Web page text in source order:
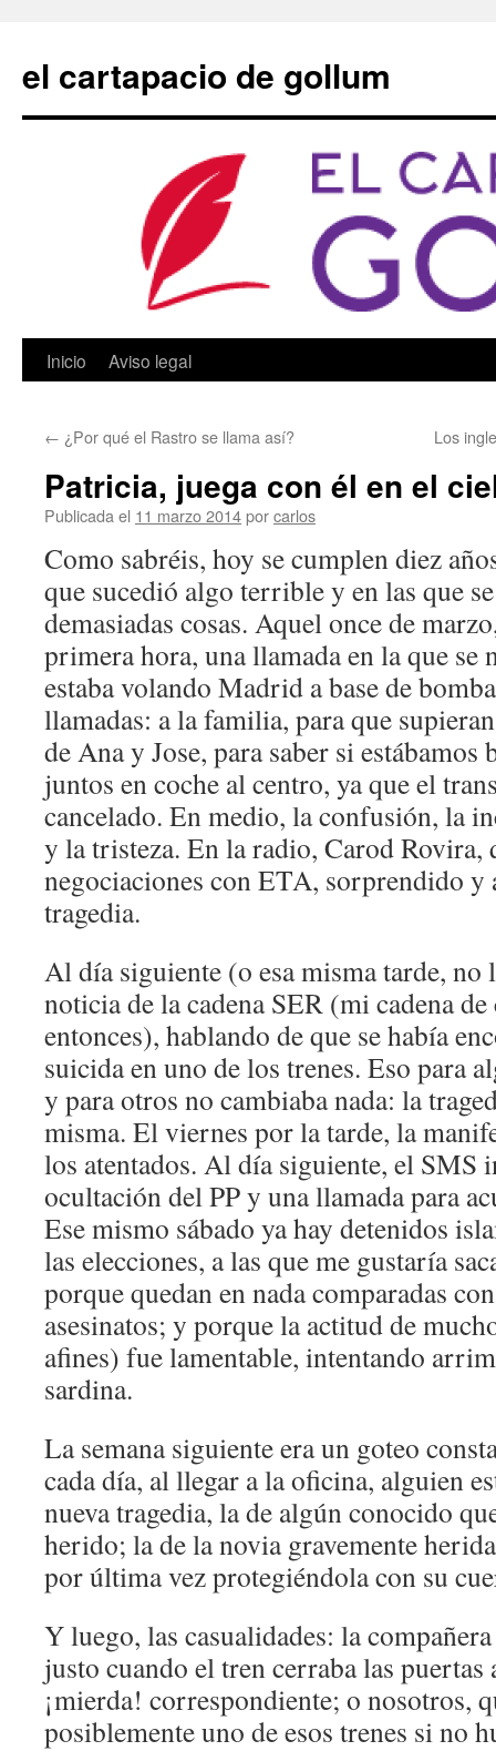
contenido
el cartapacio de gollum
Inicio Aviso legal
← ¿Por qué el Rastro se llama así? Los
Patricia, juega con él en el
Publicada el 11 marzo 2014porcarlos
Como sabréis, hoy se cumplen diez
que sucedió algo terrible y en las que
demasiadas cosas. Aquel once de
primera hora, una llamada en la que se
estaba volando Madrid a base de
llamadas: a la familia, para que
de Ana y Jose, para saber si estábamos
juntos en coche al centro, ya que el
cancelado. En medio, la confusión, la
y la tristeza. En la radio, Carod Rovira,
negociaciones con ETA, sorprendido y
tragedia.
Al día siguiente (o esa misma tarde, no
noticia de la cadena SER (mi cadena de
entonces), hablando de que se había
suicida en uno de los trenes. Eso para
y para otros no cambiaba nada: la
misma. El viernes por la tarde, la
los atentados. Al día siguiente, el SMS
ocultación del PP y una llamada para
Ese mismo sábado ya hay detenidos
las elecciones, a las que me gustaría
porque quedan en nada comparadas
asesinatos; y porque la actitud de
afines) fue lamentable, intentando
sardina.
La semana siguiente era un goteo
cada día, al llegar a la oficina, alguien
nueva tragedia, la de algún conocido
herido; la de la novia gravemente
por última vez protegiéndola con su
Y luego, las casualidades: la
justo cuando el tren cerraba las puertas
¡mierda! correspondiente; o nosotros,
posiblemente uno de esos trenes si no